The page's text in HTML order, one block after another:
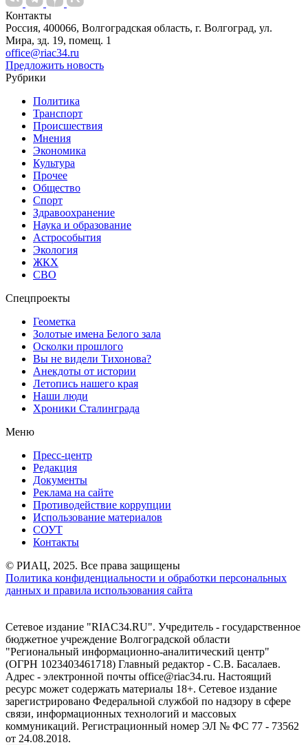
Контакты
Россия, 400066, Волгоградская область, г. Волгоград, ул.
Мира, зд. 19, помещ. 1
office@riac34.ru
Предложить новость
Рубрики
Политика
Транспорт
Происшествия
Мнения
Экономика
Культура
Прочее
Общество
Спорт
Здравоохранение
Наука и образование
Астрособытия
Экология
ЖКХ
СВО
Спецпроекты
Геометка
Золотые имена Белого зала
Осколки прошлого
Вы не видели Тихонова?
Анекдоты от истории
Летопись нашего края
Наши люди
Хроники Сталинграда
Меню
Пресс-центр
Редакция
Документы
Реклама на сайте
Противодействие коррупции
Использование материалов
СОУТ
Контакты
© РИАЦ, 2025. Все права защищены
Политика конфиденциальности и обработки персональных
данных и правила использования сайта
Сетевое издание "RIAC34.RU". Учредитель - государственное
бюджетное учреждение Волгоградской области
"Региональный информационно-аналитический центр"
(ОГРН 1023403461718) Главный редактор - С.В. Басалаев.
Адрес - электронной почты office@riac34.ru. Настоящий
ресурс может содержать материалы 18+. Сетевое издание
зарегистрировано Федеральной службой по надзору в сфере
связи, информационных технологий и массовых
коммуникаций. Регистрационный номер ЭЛ № ФС 77 - 73562
от 24.08.2018.